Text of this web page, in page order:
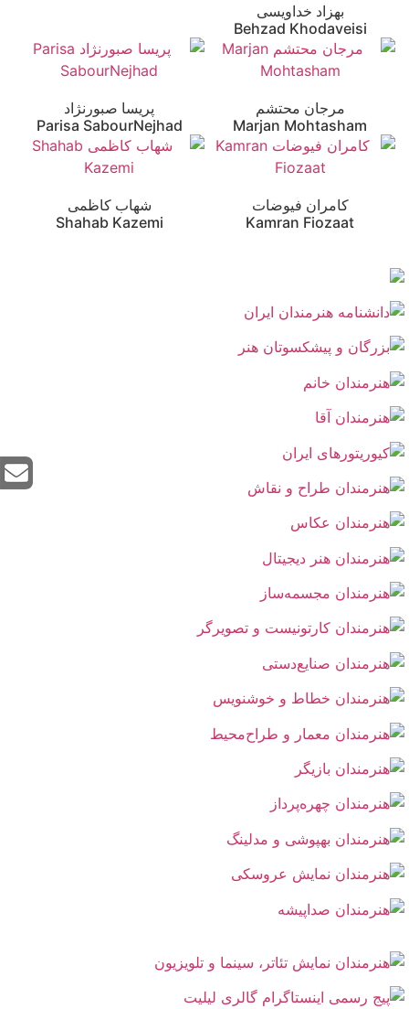
بهزاد خداویسی
Behzad Khodaveisi
مرجان محتشم
Marjan Mohtasham
پریسا صبورنژاد
Parisa SabourNejhad
کامران فیوضات
Kamran Fiozaat
شهاب کاظمی
Shahab Kazemi